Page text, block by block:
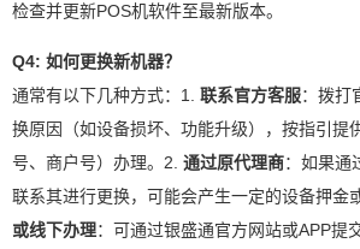
检查并更新POS机软件至最新版本。
Q4: 如何更换新机器？
通常有以下几种方式：1. 联系官方客服：拨打
换原因（如设备损坏、功能升级），按指引提
号、商户号）办理。2. 通过原代理商：如果通
联系其进行更换，可能会产生一定的设备押金
或线下办理：可通过银盛通官方网站或APP提